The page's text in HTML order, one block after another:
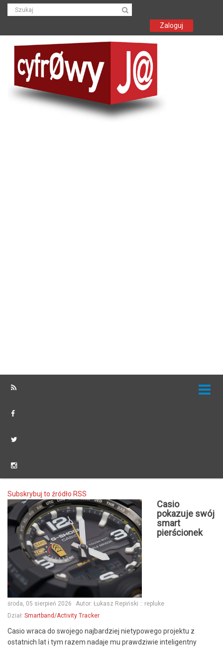
Zaloguj
Subskrybuj to źródło RSS
Casio
pokazuje swój
smart
pierścionek
środa, 05 sierpień 2026 Autor: Łukasz Repiński :: repluke
Dział: Smartband/Activity Tracker
Casio wraca do swojego najbardziej nietypowego projektu z
ostatnich lat i tym razem nadaje mu prawdziwie inteligentny